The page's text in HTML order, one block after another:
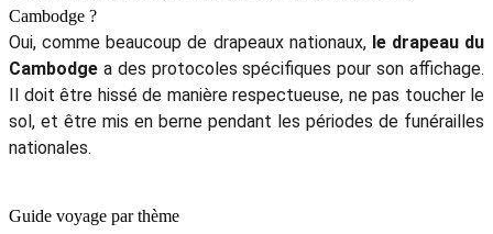
Cambodge ?
Oui, comme beaucoup de drapeaux nationaux, le drapeau du
Cambodge a des protocoles spécifiques pour son affichage.
Il doit être hissé de manière respectueuse, ne pas toucher le
sol, et être mis en berne pendant les périodes de funérailles
nationales.
Guide voyage par thème